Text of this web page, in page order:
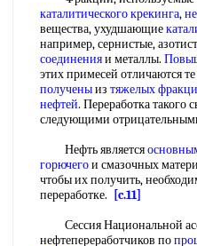
каталитического крекинга,
вещества, ухудшающие
например, сернистые,
соединенияи металлы.
этих примесей отличаются те
полученыиз тяжелых
нефтей. Переработка такого
следующими
Нефть является
горючегои смазочных
чтобы их получить,
переработке.
[c.11]
Сессия Национальной
нефтепереработчиков по